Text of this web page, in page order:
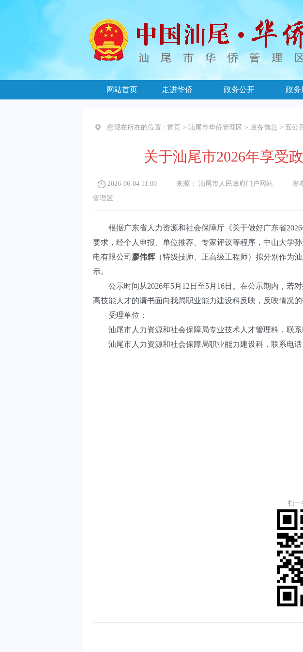
网站首页 走进华侨 政务公开 政务
您现在所在的位置 : 首页 > 汕尾市华侨管理区 > 政务信息 > 五公
关于汕尾市2026年享受
2026-06-04 11:00 来源： 汕尾市人民政府门户网站 发布
管理区
根据广东省人力资源和社会保障厅《关于做好广东省2026
要求，经个人申报、单位推荐、专家评议等程序，中山大学
电有限公司 廖伟辉 （特级技师、正高级工程师）拟分别作为
示。
公示时间从2026年5月12日至5月16日。在公示期内，若对
高技能人才的请书面向我局职业能力建设科反映，反映情况
受理单位：
汕尾市人力资源和社会保障局专业技术人才管理科，联系
汕尾市人力资源和社会保障局职业能力建设科，联系电话
扫一